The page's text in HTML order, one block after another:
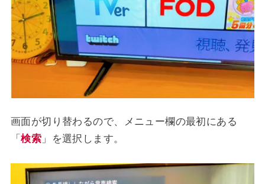
画面が切り替わるので、メニュー欄の最初にある
「検索 」を選択します。